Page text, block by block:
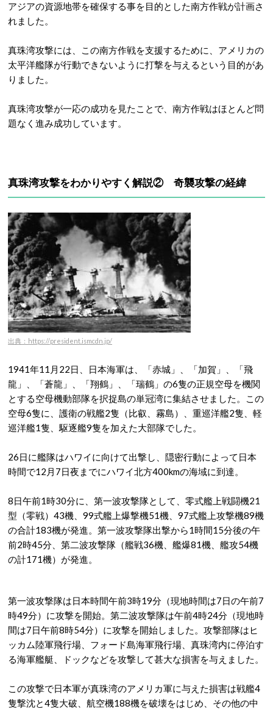
アジアの資源地帯を確保する事を目的とした南方作戦が計画さ
れました。
真珠湾攻撃には、この南方作戦を支援するために、アメリカの
太平洋艦隊が行動できないように打撃を与えるという目的があ
りました。
真珠湾攻撃が一応の成功を見たことで、南方作戦はほとんど問
題なく進み成功しています。
真珠湾攻撃をわかりやすく解説② 奇襲攻撃の経緯
出典：https://president.ismcdn.jp/
1941年11月22日、日本海軍は、「赤城」、「加賀」、「飛
龍」、「蒼龍」、「翔鶴」、「瑞鶴」の6隻の正規空母を機関
とする空母機動部隊を択捉島の単冠湾に集結させました。この
空母6隻に、護衛の戦艦2隻（比叡、霧島）、重巡洋艦2隻、軽
巡洋艦1隻、駆逐艦9隻を加えた大部隊でした。
26日に艦隊はハワイに向けて出撃し、隠密行動によって日本
時間で12月7日夜までにハワイ北方400kmの海域に到達。
8日午前1時30分に、第一波攻撃隊として、零式艦上戦闘機21
型（零戦）43機、99式艦上爆撃機51機、97式艦上攻撃機89機
の合計183機が発進。第一波攻撃隊出撃から1時間15分後の午
前2時45分、第二波攻撃隊（艦戦36機、艦爆81機、艦攻54機
の計171機）が発進。
第一波攻撃隊は日本時間午前3時19分（現地時間は7日の午前7
時49分）に攻撃を開始。第二波攻撃隊は午前4時24分（現地時
間は7日午前8時54分）に攻撃を開始しました。攻撃部隊はヒ
ッカム陸軍飛行場、フォード島海軍飛行場、真珠湾内に停泊す
る海軍艦艇、ドックなどを攻撃して甚大な損害を与えました。
この攻撃で日本軍が真珠湾のアメリカ軍に与えた損害は戦艦4
隻撃沈と4隻大破、航空機188機を破壊をはじめ、その他の中